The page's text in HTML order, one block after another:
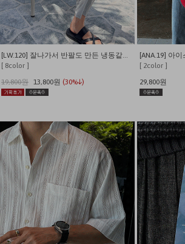
[LW.120] 잘나가서 반팔도 만든 냉동같은 시원함 쫀쫀와플 반팔 티셔츠
[ 8color ]
19,800원 13,800원 (30%↓)
[ 2color ]
29,800원